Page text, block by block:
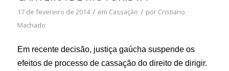
17 de fevereiro de 2014 / em Cassação / por Cristiano
Machado
Em recente decisão, justiça gaúcha suspende os
efeitos de processo de cassação do direito de dirigir.